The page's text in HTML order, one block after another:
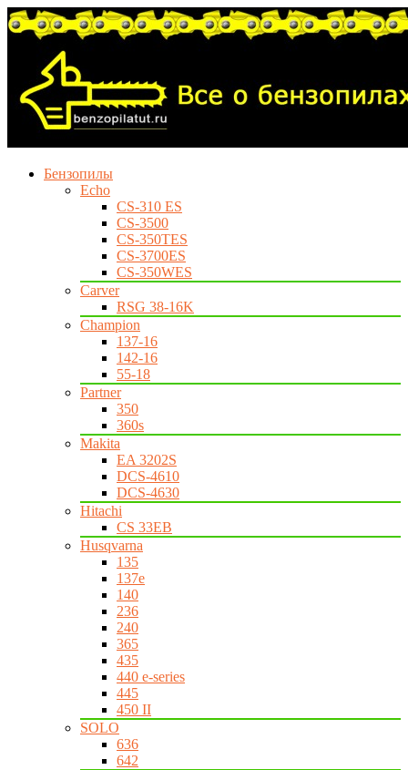
Бензопилы
Echo
CS-310 ES
CS-3500
CS-350TES
CS-3700ES
CS-350WES
Carver
RSG 38-16K
Champion
137-16
142-16
55-18
Partner
350
360s
Makita
EA 3202S
DCS-4610
DCS-4630
Hitachi
CS 33EB
Husqvarna
135
137e
140
236
240
365
435
440 e-series
445
450 II
SOLO
636
642